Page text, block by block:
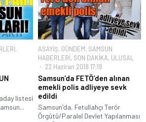
,
listesi
ASAYİŞ, GÜNDEM, SAMSUN
HABERLERİ, SON DAKİKA, ULUSAL
22 Haziran 2018 17:19
Samsun’da FETÖ’den alınan
emekli polis adliyeye sevk
edildi
Samsun'da, Fetullahçı Terör
Örgütü/Paralel Devlet Yapılanması